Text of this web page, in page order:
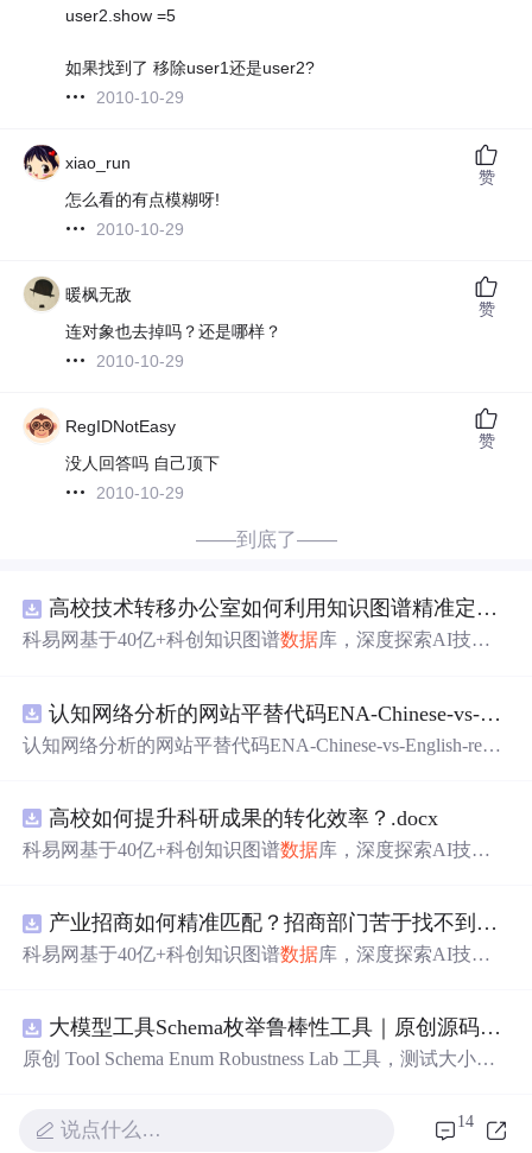
user2.show =5
如果找到了 移除user1还是user2?
2010-10-29
xiao_run
怎么看的有点模糊呀!
2010-10-29
赞
暖枫无敌
连对象也去掉吗？还是哪样？
2010-10-29
赞
RegIDNotEasy
没人回答吗 自己顶下
2010-10-29
赞
——到底了——
高校技术转移办公室如何利用知识图谱精准定位产业需求与技术适配点？.docx
科易网基于40亿+科创知识图谱数据库，深度探索AI技术
新领域的AI+数智化解决方案，推动科技创新与产业创新
智能化发展。
认知网络分析的网站平替代码ENA-Chinese-vs-English-reproducible.zip
认知网络分析的网站平替代码ENA-Chinese-vs-English-repro
高校如何提升科研成果的转化效率？.docx
科易网基于40亿+科创知识图谱数据库，深度探索AI技术
新领域的AI+数智化解决方案，推动科技创新与产业创新
智能化发展。
产业招商如何精准匹配？招商部门苦于找不到符合产业链补链强链方向的目标企业怎么办？.docx
科易网基于40亿+科创知识图谱数据库，深度探索AI技术
新领域的AI+数智化解决方案，推动科技创新与产业创新
智能化发展。
大模型工具Schema枚举鲁棒性工具｜原创源码+测试+离线报告
原创 Tool Schema Enum Robustness Lab 工具，测试大小
可复现合成示例、离线 HTML/JSON/SVG 报告、1080×720
说点什么… 14